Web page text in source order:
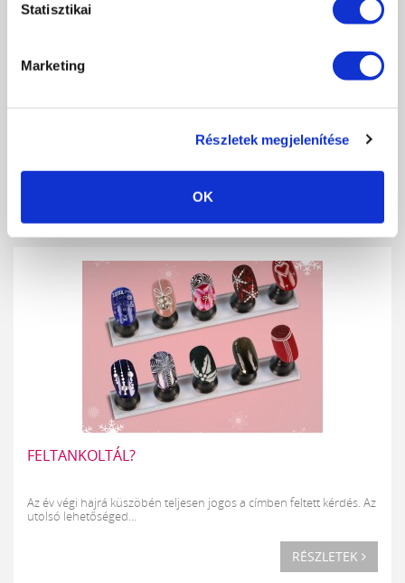
Statisztikai
Marketing
Részletek megjelenítése
OK
A műkörmös szakma innovációjával egyidejűleg előtérbe került az
FELTANKOLTÁL?
Az év végi hajrá küszöbén teljesen jogos a címben feltett kérdés. Az
utolsó lehetőséged...
RÉSZLETEK